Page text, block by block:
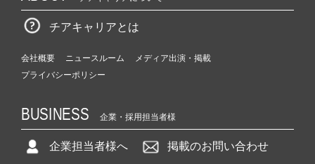
チアキャリアとは
会社概要 ニュースルーム
メディア出演・掲載
プライバシーポリシー
BUSINESS 企業・採用担当者様
企業担当者様へ 掲載のお問い合わせ